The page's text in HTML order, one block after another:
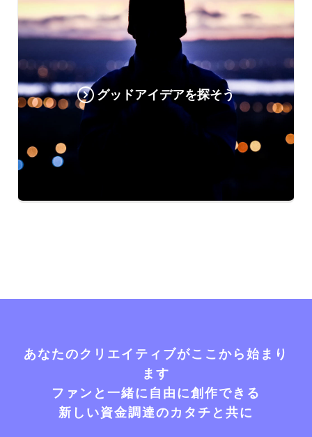
グッドアイデアを探そう
あなたのクリエイティブがここから始まり
ます
ファンと一緒に自由に創作できる
新しい資金調達のカタチと共に